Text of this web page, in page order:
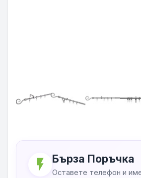
flash_on Бърза Поръчка
Оставете телефон и